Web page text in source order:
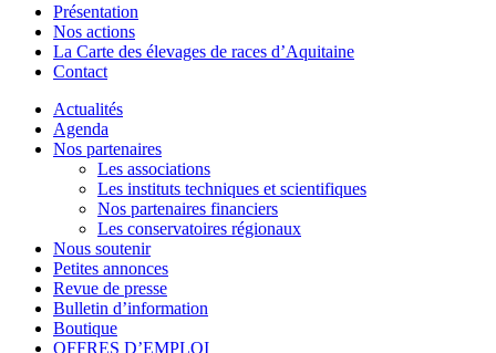
Présentation
Nos actions
La Carte des élevages de races d’Aquitaine
Contact
Actualités
Agenda
Nos partenaires
Les associations
Les instituts techniques et scientifiques
Nos partenaires financiers
Les conservatoires régionaux
Nous soutenir
Petites annonces
Revue de presse
Bulletin d’information
Boutique
OFFRES D’EMPLOI